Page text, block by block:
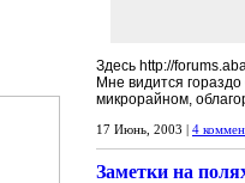
Здесь http://
Мне видится
микрорайном,
17 Июнь, 2003 | 4
Заметки на